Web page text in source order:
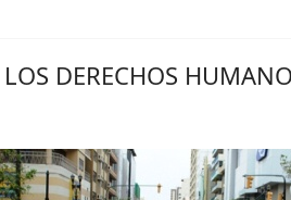
DERECHOS